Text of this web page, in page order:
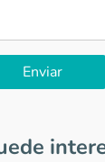
Enviar